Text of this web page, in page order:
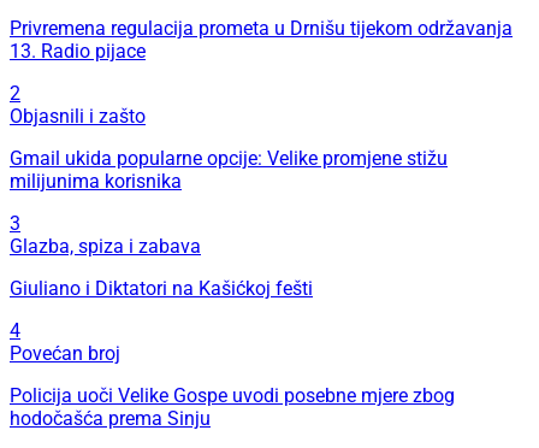
Privremena regulacija prometa u Drnišu tijekom održavanja
13. Radio pijace
2
Objasnili i zašto
Gmail ukida popularne opcije: Velike promjene stižu
milijunima korisnika
3
Glazba, spiza i zabava
Giuliano i Diktatori na Kašićkoj fešti
4
Povećan broj
Policija uoči Velike Gospe uvodi posebne mjere zbog
hodočašća prema Sinju